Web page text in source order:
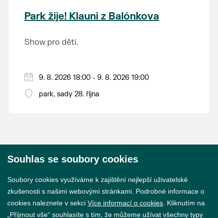
krajina na světě, která je zapsána na Seznam
světového přírodního a kulturního dědictví
Park žije! Klauni z Balónkova
Show pro děti.
9. 8. 2026 18:00 - 9. 8. 2026 19:00
park, sady 28. října
Souhlas se soubory cookies
Soubory cookies využíváme k zajištění nejlepší uživatelské
zkušenosti s našimi webovými stránkami. Podrobné informace o
cookies naleznete v sekci Více informací o cookies . Kliknutím na
„Přijmout vše“ souhlasíte s tím, že můžeme užívat všechny typy